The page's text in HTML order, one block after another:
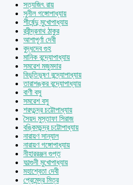
সত্যজিৎ রায়
সুনীল গঙ্গোপাধ্যায়
শীর্ষেন্দু মুখোপাধ্যায়
রবীন্দ্রনাথ ঠাকুর
আশাপূর্ণা দেবী
বুদ্ধদেব গুহ
মানিক বন্দ্যোপাধ্যায়
সমরেশ মজুমদার
বিভূতিভূষণ বন্দ্যোপাধ্যায়
তারাশঙ্কর বন্দ্যোপাধ্যায়
বাণী বসু
সমরেশ বসু
শরৎচন্দ্র চট্টোপাধ্যায়
সৈয়দ মুস্তাফা সিরাজ
বঙ্কিমচন্দ্র চট্টোপাধ্যায়
নারায়ণ সান্যাল
নারায়ণ গঙ্গোপাধ্যায়
নীহাররঞ্জন গুপ্ত
ফাল্গুনী মুখোপাধ্যায়
মহাশ্বেতা দেবী
প্রেমেন্দ্র মিত্র